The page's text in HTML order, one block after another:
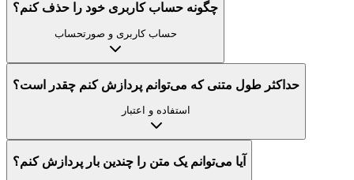
چگونه حساب کاربری خود را حذف کنم؟
حساب کاربری و صورتحساب
حداکثر طول متنی که می‌توانم پردازش کنم چقدر است؟
استفاده و اعتبار
آیا می‌توانم یک متن را چندین بار پردازش کنم؟